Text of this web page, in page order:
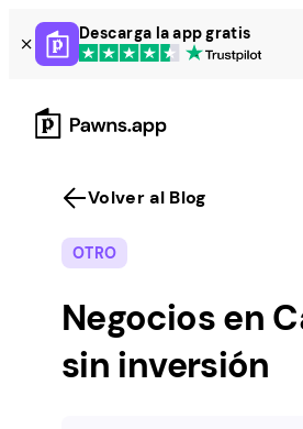
Skip
to
content
Descarga la app gratis
Volver al Blog
OTRO
Negocios en
sin inversión